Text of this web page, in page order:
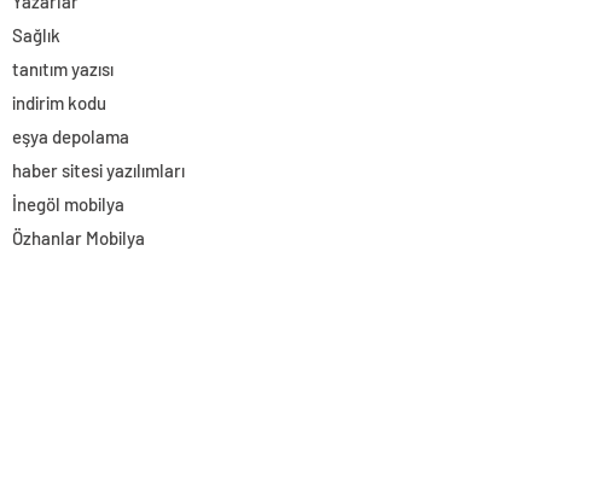
Sağlık
tanıtım yazısı
indirim kodu
eşya depolama
haber sitesi yazılımları
İnegöl mobilya
Özhanlar Mobilya